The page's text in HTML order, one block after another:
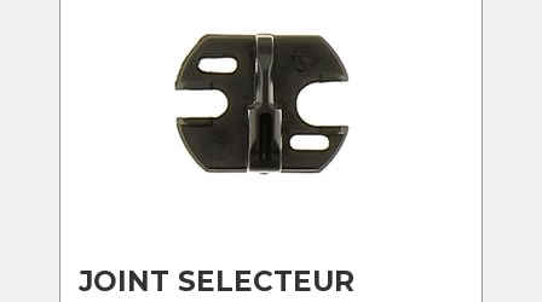
JOINT SELECTEUR